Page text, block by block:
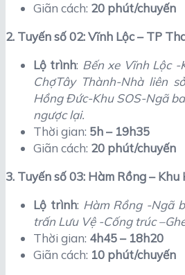
Giãn cách: 20 phút/chuyến
2. Tuyến số 02: Vĩnh Lộc – TP
Lộ trình: Bến xe Vĩnh Lộc
ChợTây Thành-Nhà liên
Hồng Đức-Khu SOS-Ngã
ngược lại.
Thời gian: 5h – 19h35
Giãn cách: 20 phút/chuyến
3. Tuyến số 03: Hàm Rồng – Khu
Lộ trình: Hàm Rồng -Ngã
trấn Lưu Vệ -Cống trúc
Thời gian: 4h45 – 18h20
Giãn cách: 10 phút/chuyến